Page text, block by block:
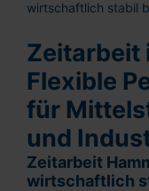
wirtschaftlich stabil
Zeitarbeit
Flexible
für
und
Zeitarbeit
wirtschaftlich